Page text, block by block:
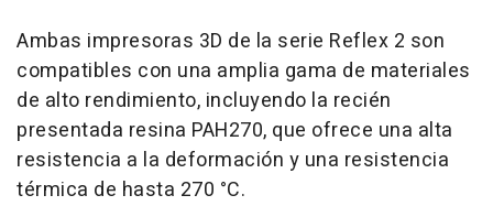
Ambas impresoras 3D de la serie Reflex 2 son
compatibles con una amplia gama de materiales
de alto rendimiento, incluyendo la recién
presentada resina PAH270, que ofrece una alta
resistencia a la deformación y una resistencia
térmica de hasta 270 °C.